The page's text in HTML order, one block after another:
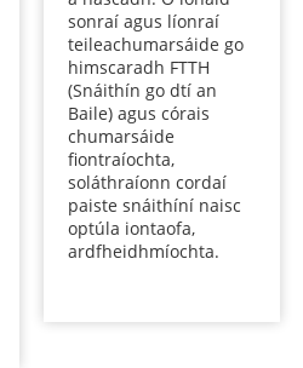
sonraí agus líonraí
teileachumarsáide go
himscaradh FTTH
(Snáithín go dtí an
Baile) agus córais
chumarsáide
fiontraíochta,
soláthraíonn cordaí
paiste snáithíní naisc
optúla iontaofa,
ardfheidhmíochta.